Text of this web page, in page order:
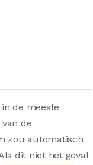
de meeste
de
zou automatisch
dit niet het geval